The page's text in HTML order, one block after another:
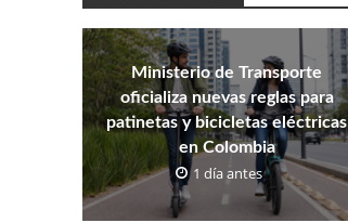
Ministerio de Transporte
oficializa nuevas reglas para
patinetas y bicicletas eléctricas
en Colombia
1 día antes